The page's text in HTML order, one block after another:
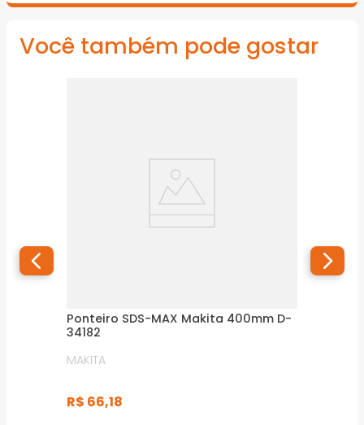
Você também pode gostar
Ponteiro SDS-MAX Makita 400mm D-
34182
MAKITA
R$ 66,18